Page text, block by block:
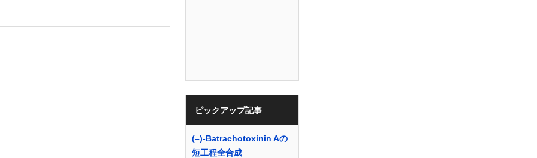
ピックアップ記事
(–)-Batrachotoxinin Aの
短工程全合成